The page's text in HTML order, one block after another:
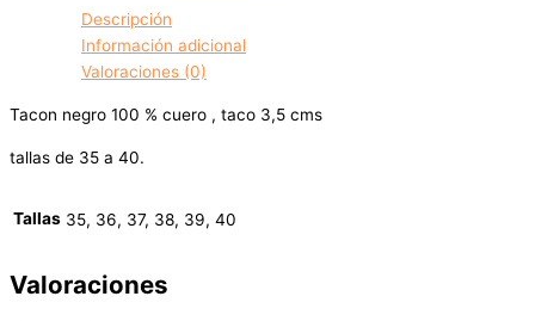
Descripción
Información adicional
Valoraciones (0)
Tacon negro 100 % cuero , taco 3,5 cms
tallas de 35 a 40.
Tallas 35, 36, 37, 38, 39, 40
Valoraciones